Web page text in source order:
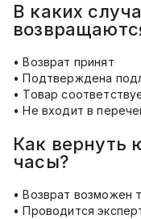
В каких
• Возврат принят
• Подтверждена
• Товар
• Не входит в
Как вернуть
часы?
• Возврат возможен
• Проводится